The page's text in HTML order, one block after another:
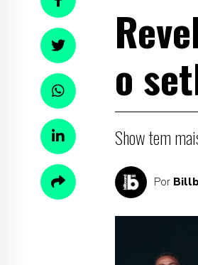
o
Show tem
Por